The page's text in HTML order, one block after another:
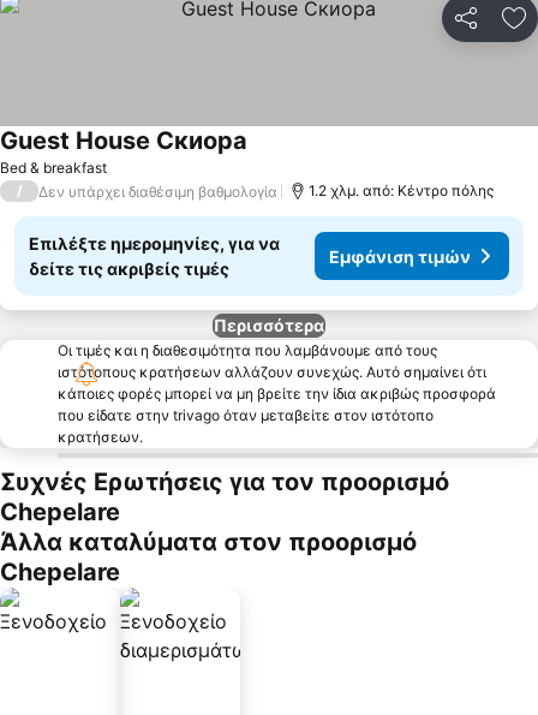
Bed & breakfast
Guest House Скиора
/ Δεν υπάρχει διαθέσιμη βαθμολογία 1.2 χλμ. από: Κέντρο πόλης
Επιλέξτε ημερομηνίες, για να
δείτε τις ακριβείς τιμές
Εμφάνιση τιμών
Περισσότερα
Οι τιμές και η διαθεσιμότητα που λαμβάνουμε από τους
ιστότοπους κρατήσεων αλλάζουν συνεχώς. Αυτό σημαίνει ότι
κάποιες φορές μπορεί να μη βρείτε την ίδια ακριβώς προσφορά
που είδατε στην trivago όταν μεταβείτε στον ιστότοπο
κρατήσεων.
Συχνές Ερωτήσεις για τον προορισμό
Chepelare
Άλλα καταλύματα στον προορισμό
Chepelare